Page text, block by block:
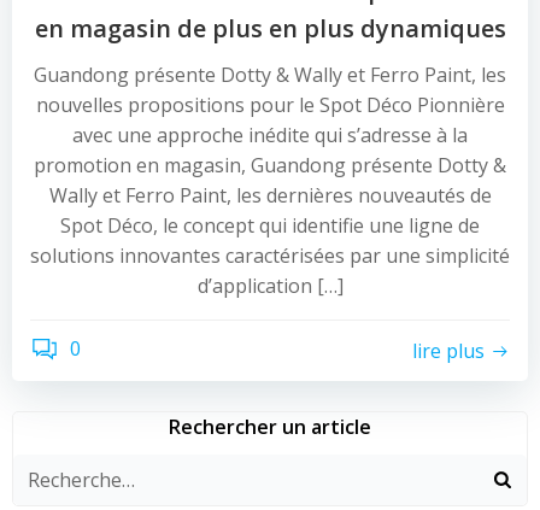
en magasin de plus en plus dynamiques
Guandong présente Dotty & Wally et Ferro Paint, les
nouvelles propositions pour le Spot Déco Pionnière
avec une approche inédite qui s’adresse à la
promotion en magasin, Guandong présente Dotty &
Wally et Ferro Paint, les dernières nouveautés de
Spot Déco, le concept qui identifie une ligne de
solutions innovantes caractérisées par une simplicité
d’application […]
0 lire plus
Rechercher un article